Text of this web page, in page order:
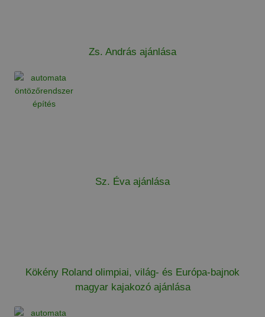
Zs. András ajánlása
Sz. Éva ajánlása
Kökény Roland olimpiai, világ- és Európa-bajnok
magyar kajakozó ajánlása